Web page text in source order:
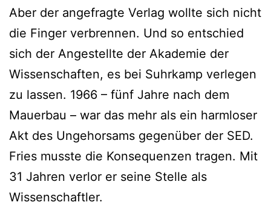
Aber der angefragte Verlag wollte sich nicht
die Finger verbrennen. Und so entschied
sich der Angestellte der Akademie der
Wissenschaften, es bei Suhrkamp verlegen
zu lassen. 1966 – fünf Jahre nach dem
Mauerbau – war das mehr als ein harmloser
Akt des Ungehorsams gegenüber der SED.
Fries musste die Konsequenzen tragen. Mit
31 Jahren verlor er seine Stelle als
Wissenschaftler.